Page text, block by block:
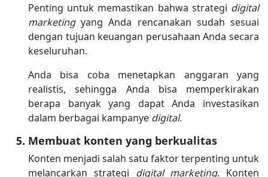
Penting untuk memastikan bahwa strategi digital
marketingyang Anda rencanakan sudah sesuai
dengan tujuan keuangan perusahaan Anda secara
keseluruhan.
Anda bisa coba menetapkan anggaran yang
realistis, sehingga Anda bisa memperkirakan
berapa banyak yang dapat Anda investasikan
dalam berbagai kampanye digital.
Membuat konten yang berkualitas
Konten menjadi salah satu faktor terpenting untuk
melancarkan strategi digital marketing. Konten